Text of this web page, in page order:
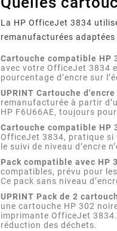
La HP OfficeJet 3834
remanufacturées
Cartouche compatible HP
avec votre OfficeJet 3834
pourcentage d’encre sur
UPRINT Cartouche
remanufacturée à partir
HP F6U66AE, toujours
Cartouche compatible HP
OfficeJet 3834, pratique si
le suivi de niveau d’encre
Pack compatible avec HP
compatibles, prévu pour
Ce pack sans niveau
UPRINT Pack de 2
une cartouche HP 302
imprimante OfficeJet
réduction des déchets.